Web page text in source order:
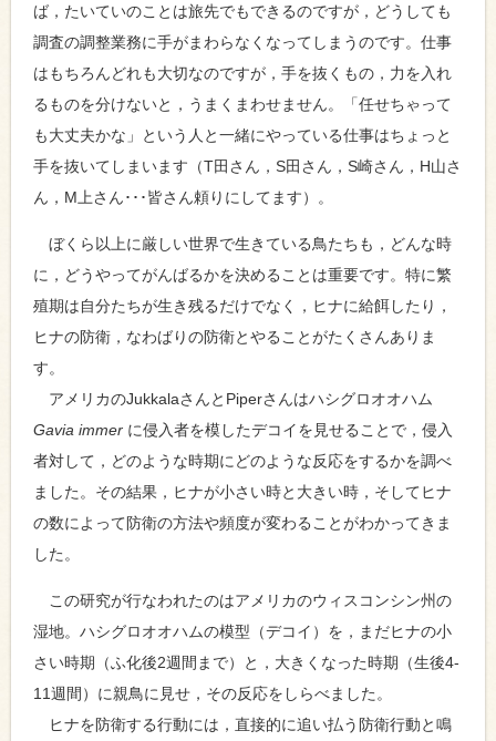
ば，たいていのことは旅先でもできるのですが，どうしても
調査の調整業務に手がまわらなくなってしまうのです。仕事
はもちろんどれも大切なのですが，手を抜くもの，力を入れ
るものを分けないと，うまくまわせません。「任せちゃって
も大丈夫かな」という人と一緒にやっている仕事はちょっと
手を抜いてしまいます（T田さん，S田さん，S崎さん，H山さ
ん，M上さん･･･皆さん頼りにしてます）。
ぼくら以上に厳しい世界で生きている鳥たちも，どんな時
に，どうやってがんばるかを決めることは重要です。特に繁
殖期は自分たちが生き残るだけでなく，ヒナに給餌したり，
ヒナの防衛，なわばりの防衛とやることがたくさんありま
す。
アメリカのJukkalaさんとPiperさんはハシグロオオハム
Gavia immer に侵入者を模したデコイを見せることで，侵入
者対して，どのような時期にどのような反応をするかを調べ
ました。その結果，ヒナが小さい時と大きい時，そしてヒナ
の数によって防衛の方法や頻度が変わることがわかってきま
した。
この研究が行なわれたのはアメリカのウィスコンシン州の
湿地。ハシグロオオハムの模型（デコイ）を，まだヒナの小
さい時期（ふ化後2週間まで）と，大きくなった時期（生後4-
11週間）に親鳥に見せ，その反応をしらべました。
ヒナを防衛する行動には，直接的に追い払う防衛行動と鳴